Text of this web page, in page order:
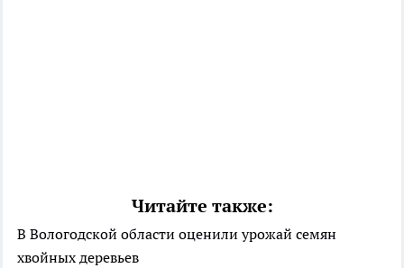
Читайте также:
В Вологодской области оценили урожай семян
хвойных деревьев